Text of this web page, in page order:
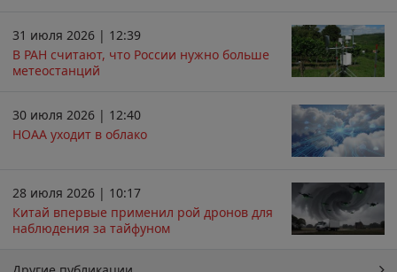
31 июля 2026 | 12:39
В РАН считают, что России нужно больше
метеостанций
30 июля 2026 | 12:40
НОАА уходит в облако
28 июля 2026 | 10:17
Китай впервые применил рой дронов для
наблюдения за тайфуном